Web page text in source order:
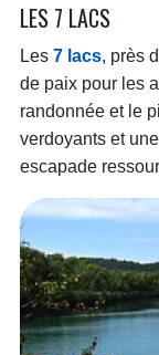
LES 7 LACS
Les 7 lacs, près
de paix pour les
randonnée et le
verdoyants et
escapade